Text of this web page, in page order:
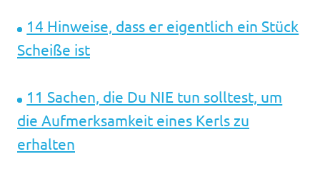
14 Hinweise, dass er eigentlich ein Stück
Scheiße ist
11 Sachen, die Du NIE tun solltest, um
die Aufmerksamkeit eines Kerls zu
erhalten